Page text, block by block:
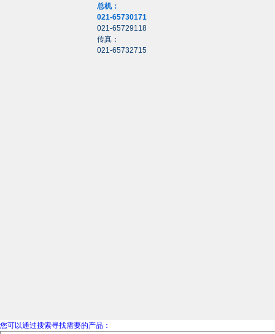
总机：
021-65730171
021-65729118
传真：
021-65732715
您可以通过搜索寻找需要的产品：